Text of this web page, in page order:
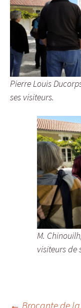
Pierre Louis
ses visiteurs.
M.
visiteurs de
← Brocante de